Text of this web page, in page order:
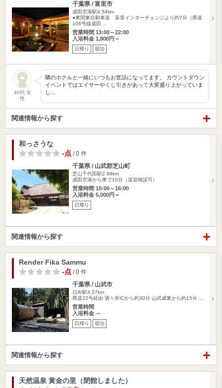
千葉県 / 富里市
成田空港駅4.54km
●東関東自動車道 富里インターチェンジより約7分（県道
106号線成田…
営業時間 13:00～22:00
入浴料金 1,800円～
日帰り 宿泊
40代 女
性
隣のホテルと一緒にいつもお世話になってます。 カウントダウン
イベントではエイサーやくじ引きがあって大変盛り上がっていま
し…
関連情報から探す
和っさうな
-点 / 0 件
千葉県 / 山武郡芝山町
芝山千代田駅2.89km
成田空港から車で10分（送迎相談可）
営業時間 10:00～16:00
入浴料金 5,000円～
日帰り
関連情報から探す
Render Fika Sammu
-点 / 0 件
千葉県 / 山武市
日向駅4.37km
県道22号経由 酒々井ICから約30分 山武成東から約15分 …
営業時間
入浴料金 ～
日帰り 宿泊
関連情報から探す
天然温泉 黄金の里（閉館しました）